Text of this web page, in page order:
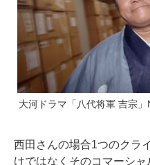
大河ドラマ「八代将軍 吉宗」
西田さんの場合1つのクラ
けではなくそのコマーシャ